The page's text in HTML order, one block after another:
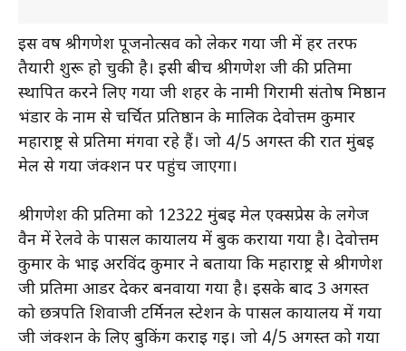
इस वर्ष श्रीगणेश पूजनोत्सव को लेकर गया जी में हर तरफ
तैयारी शुरू हो चुकी है। इसी बीच श्रीगणेश जी की प्रतिमा
स्थापित करने लिए गया जी शहर के नामी गिरामी संतोष मिष्ठान
भंडार के नाम से चर्चित प्रतिष्ठान के मालिक देवोत्तम कुमार
महाराष्ट्र से प्रतिमा मंगवा रहे हैं। जो 4/5 अगस्त की रात मुंबई
मेल से गया जंक्शन पर पहुंच जाएगा।
श्रीगणेश की प्रतिमा को 12322 मुंबई मेल एक्सप्रेस के लगेज
वैन में रेलवे के पार्सल कार्यालय में बुक कराया गया है। देवोत्तम
कुमार के भाई अरविंद कुमार ने बताया कि महाराष्ट्र से श्रीगणेश
जी प्रतिमा आर्डर देकर बनवाया गया है। इसके बाद 3 अगस्त
को छत्रपति शिवाजी टर्मिनल स्टेशन के पार्सल कार्यालय में गया
जी जंक्शन के लिए बुकिंग कराई गई। जो 4/5 अगस्त को गया